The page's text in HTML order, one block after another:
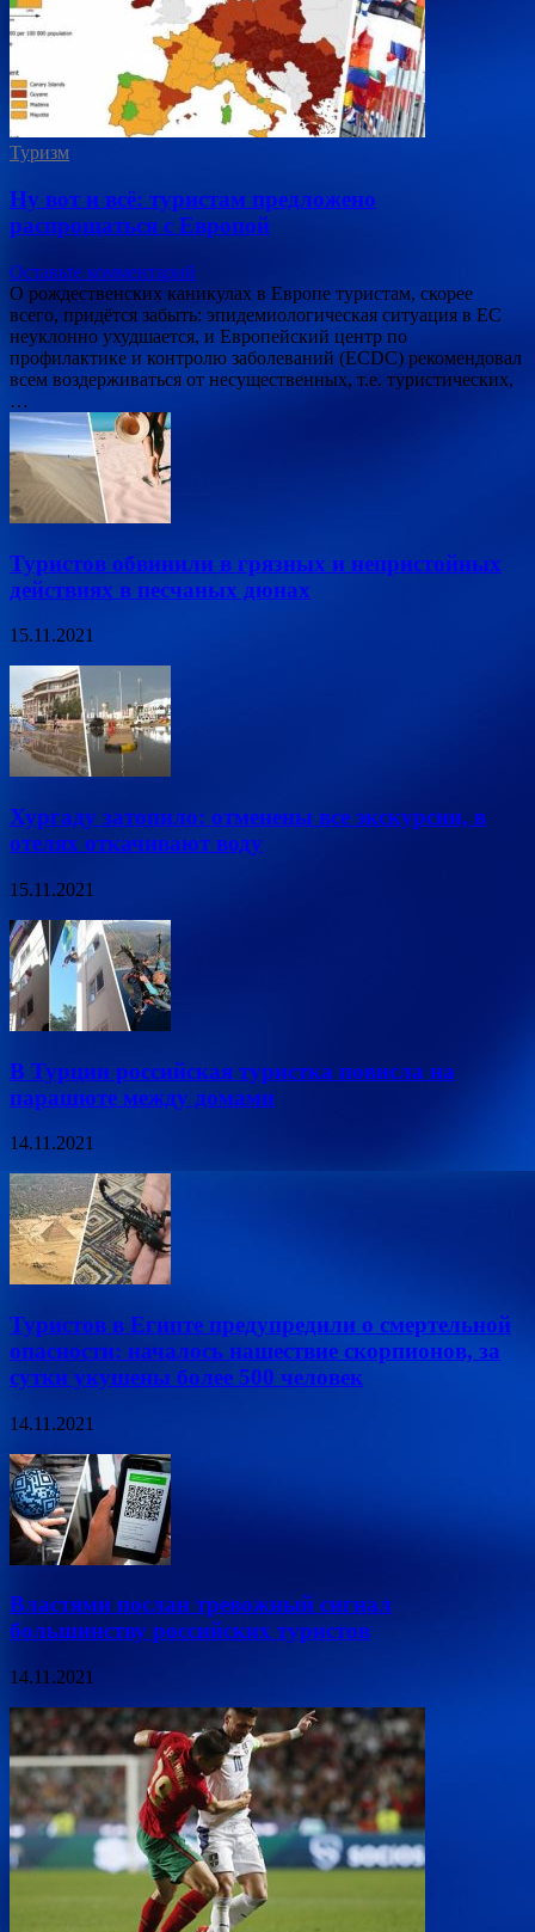
Туризм
Ну вот и всё: туристам предложено
распрощаться с Европой
Оставьте комментарий
О рождественских каникулах в Европе туристам, скорее
всего, придётся забыть: эпидемиологическая ситуация в ЕС
неуклонно ухудшается, и Европейский центр по
профилактике и контролю заболеваний (ECDC) рекомендовал
всем воздерживаться от несущественных, т.е. туристических,
…
Туристов обвинили в грязных и непристойных
действиях в песчаных дюнах
15.11.2021
Хургаду затопило: отменены все экскурсии, в
отелях откачивают воду
15.11.2021
В Турции российская туристка повисла на
парашюте между домами
14.11.2021
Туристов в Египте предупредили о смертельной
опасности: началось нашествие скорпионов, за
сутки укушены более 500 человек
14.11.2021
Властями послан тревожный сигнал
большинству российских туристов
14.11.2021